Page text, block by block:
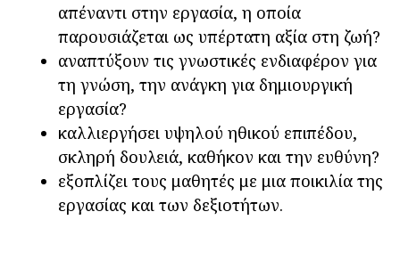
απέναντι στην εργασία, η οποία
παρουσιάζεται ως υπέρτατη αξία στη ζωή?
αναπτύξουν τις γνωστικές ενδιαφέρον για
τη γνώση, την ανάγκη για δημιουργική
εργασία?
καλλιεργήσει υψηλού ηθικού επιπέδου,
σκληρή δουλειά, καθήκον και την ευθύνη?
εξοπλίζει τους μαθητές με μια ποικιλία της
εργασίας και των δεξιοτήτων.